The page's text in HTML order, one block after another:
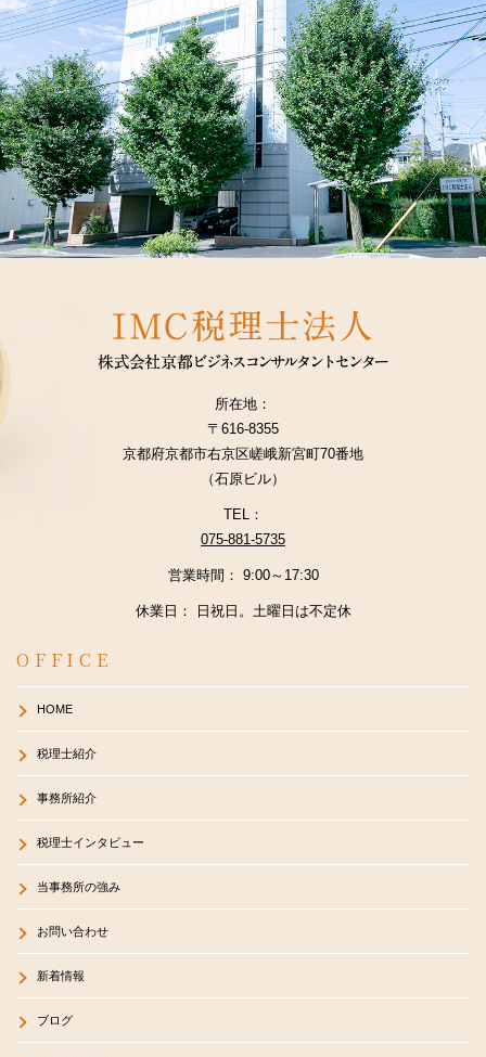
所在地：
〒616-8355
京都府京都市右京区嵯峨新宮町70番地
（石原ビル）
TEL：
075-881-5735
営業時間： 9:00～17:30
休業日： 日祝日。土曜日は不定休
OFFICE
HOME
税理士紹介
事務所紹介
税理士インタビュー
当事務所の強み
お問い合わせ
新着情報
ブログ